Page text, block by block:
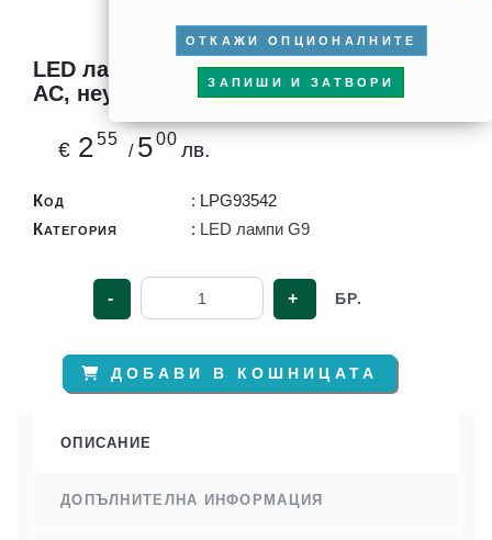
LED лампа 3.5W, G9, 4200K, 220V-240V
AC, неутрална светлина
€ 255
/ 500 лв.
Код
: LPG93542
Категория
: LED лампи G9
- + БР.
ДОБАВИ В КОШНИЦАТА
ОПИСАНИЕ
ДОПЪЛНИТЕЛНА ИНФОРМАЦИЯ
ОТКАЖИ ОПЦИОНАЛНИТЕ
ЗАПИШИ И ЗАТВОРИ